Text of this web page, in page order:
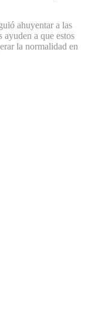
ahuyentar a las
ayuden a que estos
la normalidad en